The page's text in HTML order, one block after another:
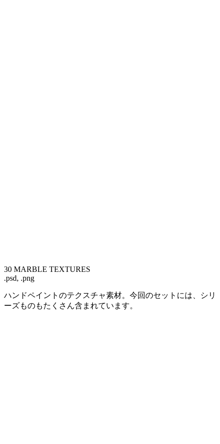
30 MARBLE TEXTURES
.psd, .png
ハンドペイントのテクスチャ素材。今回のセットには、シリ
ーズものもたくさん含まれています。